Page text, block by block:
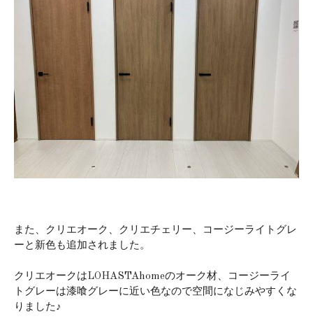
また、クリエオーク、クリエチェリー、コージーライトグレ
ーと新色も追加されました。
クリエオークはLOHASTAhomeのオーク材、コージーライ
トグレーは漆喰グレーに近い色なので空間になじみやすくな
りました♪